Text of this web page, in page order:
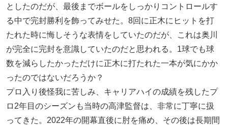
としたのだが、最後までボールをしっかりコントロールす
る中で完封勝利を飾ってみせた。8回に正木にヒットを打
たれた時に悔しそうな表情をしていたのだが、これは奥川
が完全に完封を意識していたのだと思われる。1球でも球
数を減らしたかっただけに正木に打たれた一本が気にかか
ったのではないだろうか？
プロ入り後怪我に苦しみ、キャリアハイの成績を残したプ
ロ2年目のシーズンも当時の高津監督は、非常に丁寧に扱
ってきた。2022年の開幕直後に肘を痛め、その後は長期間